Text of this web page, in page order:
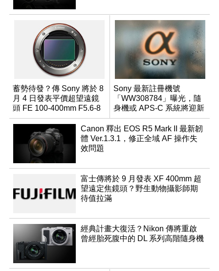
蓄勢待發？傳 Sony 將於 8
月 4 日發表平價超望遠鏡
頭 FE 100-400mm F5.6-8
Sony 最新註冊機號
「WW308784」曝光，隨
身機或 APS-C 系統將迎新
成員？
Canon 釋出 EOS R5 Mark II 最新韌
體 Ver.1.3.1，修正全域 AF 操作失
效問題
富士傳將於 9 月發表 XF 400mm 超
望遠定焦鏡頭？野生動物攝影師期
待值拉滿
經典計畫大復活？Nikon 傳將重啟
曾經胎死腹中的 DL 系列高階隨身機